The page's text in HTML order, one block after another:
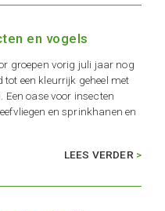
en vogels
groepen vorig juli jaar nog
een kleurrijk geheel met
Een oase voor insecten
en sprinkhanen en
LEES VERDER